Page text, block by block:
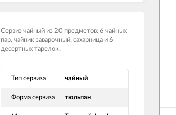
Сервиз чайный из 20 предметов: 6 чайных
пар, чайник заварочный, сахарница и 6
десертных тарелок.
Тип сервиза чайный
Форма сервиза тюльпан